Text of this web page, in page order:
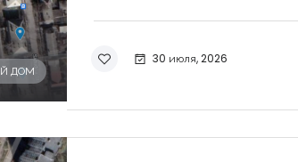
ДОМ
30 июля, 2026